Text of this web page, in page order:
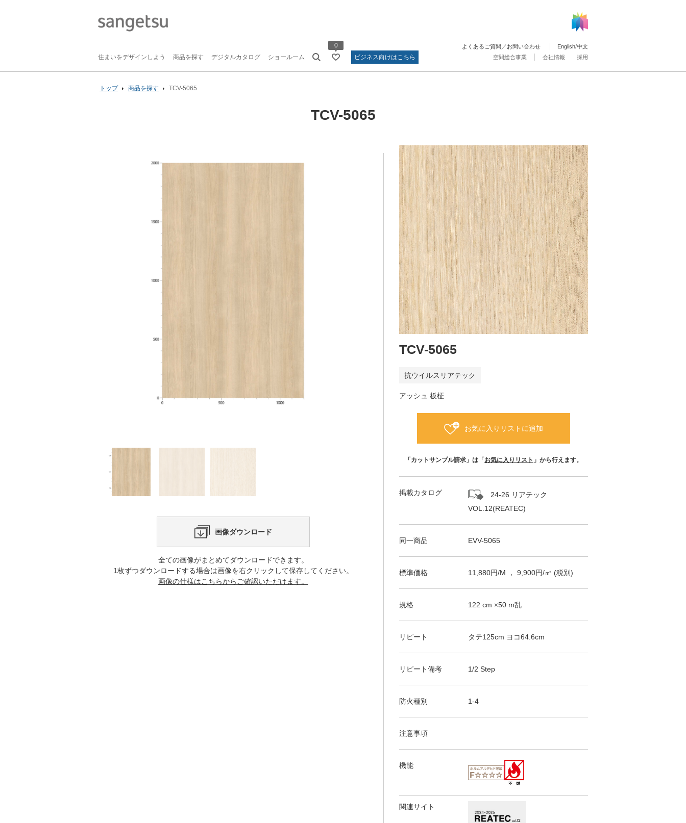
住まいをデザインしよう 商品を探す デジタルカタログ ショールーム
0
ビジネス向けはこちら
空間総合事業 会社情報 採用
よくあるご質問／お問い合わせ English/中文
トップ 商品を探す TCV-5065
TCV-5065
画像ダウンロード
全ての画像がまとめてダウンロードできます。
1枚ずつダウンロードする場合は画像を右クリックして保存してください。
画像の仕様はこちらからご確認いただけます。
TCV-5065
抗ウイルスリアテック
アッシュ 板柾
お気に入りリストに追加
「カットサンプル請求」は「 お気に入りリスト 」から行えます。
掲載カタログ
24-26 リアテック
VOL.12(REATEC)
同一商品 EVV-5065
標準価格 11,880円/M ， 9,900円/㎡ (税別)
規格 122 cm ×50 m乱
リピート タテ125cm ヨコ64.6cm
リピート備考 1/2 Step
防火種別 1-4
注意事項
機能
関連サイト